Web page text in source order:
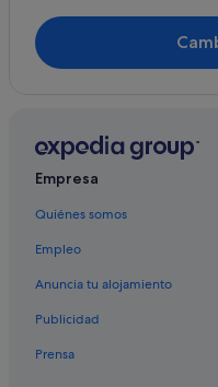
Portreath hoteles
Empresa
Quiénes somos
Empleo
Anuncia tu alojamiento
Publicidad
Prensa